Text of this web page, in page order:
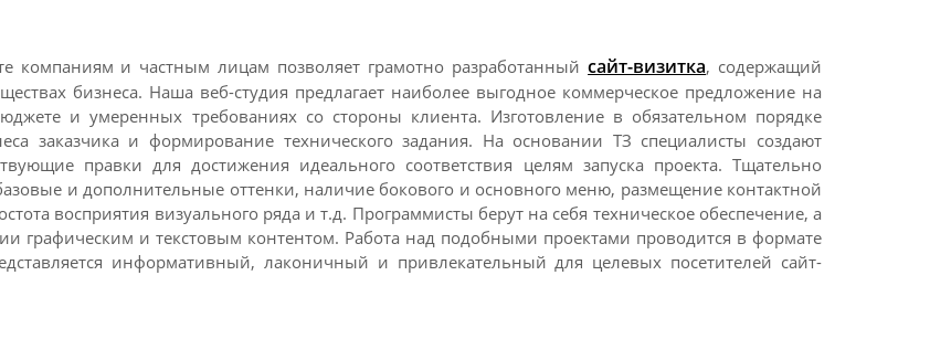
компаниям и частным лицам позволяет грамотно разработанныйсайт-визитка, содержащий
бизнеса. Наша веб-студия предлагает наиболее выгодное коммерческое предложение на
и умеренных требованиях со стороны клиента. Изготовление в обязательном порядке
заказчика и формирование технического задания. На основании ТЗ специалисты создают
правки для достижения идеального соответствия целям запуска проекта. Тщательно
и дополнительные оттенки, наличие бокового и основного меню, размещение контактной
восприятия визуального ряда и т.д. Программисты берут на себя техническое обеспечение, а
графическим и текстовым контентом. Работа над подобными проектами проводится в формате
информативный, лаконичный и привлекательный для целевых посетителей сайт-